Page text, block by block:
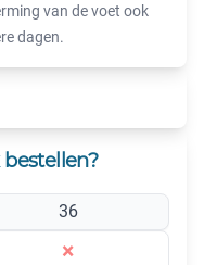
van de voet ook
dagen.
36
×